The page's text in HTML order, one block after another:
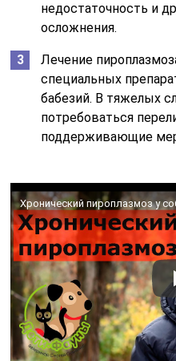
недостаточность и
осложнения.
Лечение
специальных
бабезий. В тяжелых
потребоваться
поддерживающие